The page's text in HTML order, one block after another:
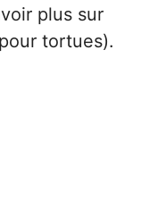
plus sur
tortues).